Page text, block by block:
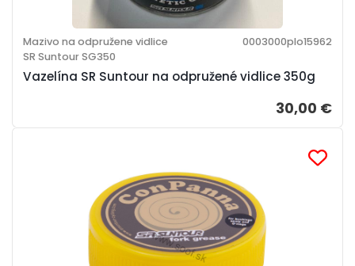
Vazelína SR Suntour na odpružené vidlice 350g
Mazivo na odpružene vidlice
SR Suntour SG350
0003000plo15962
30,00 €